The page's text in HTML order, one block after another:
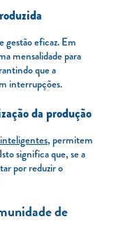
gestão eficaz. Em
mensalidade para
que a
interrupções.
da produção
, permitem
significa que, se a
por reduzir o
de